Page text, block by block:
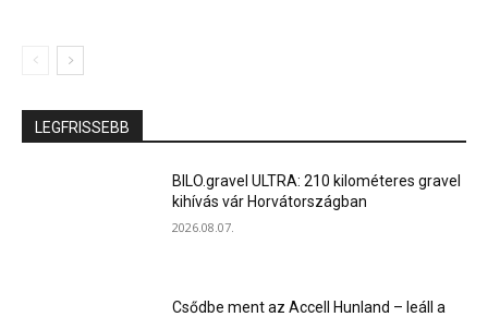
LEGFRISSEBB
BILO.gravel ULTRA: 210 kilométeres gravel
kihívás vár Horvátországban
2026.08.07.
Csődbe ment az Accell Hunland – leáll a